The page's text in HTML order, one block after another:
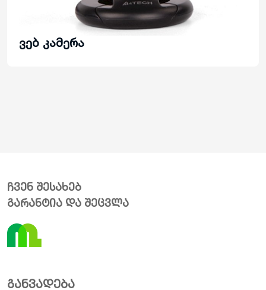
ვებ კამერა
ჩვენ შესახებ
გარანტია და შეცვლა
განვადება